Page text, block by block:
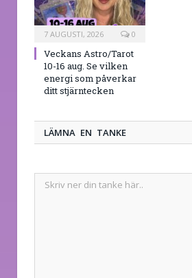
7 AUGUSTI, 2026 0
Veckans Astro/Tarot
10-16 aug. Se vilken
energi som påverkar
ditt stjärntecken
LÄMNA EN TANKE